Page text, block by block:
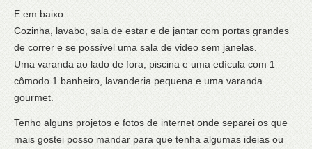
E em baixo
Cozinha, lavabo, sala de estar e de jantar com portas grandes
de correr e se possível uma sala de video sem janelas.
Uma varanda ao lado de fora, piscina e uma edícula com 1
cômodo 1 banheiro, lavanderia pequena e uma varanda
gourmet.
Tenho alguns projetos e fotos de internet onde separei os que
mais gostei posso mandar para que tenha algumas ideias ou